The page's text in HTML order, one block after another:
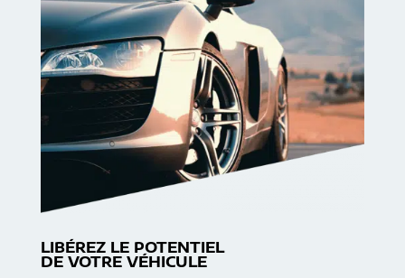
LIBÉREZ LE POTENTIEL
DE VOTRE VÉHICULE